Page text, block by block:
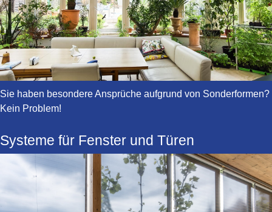
Sie haben besondere Ansprüche aufgrund von Sonderformen?
Kein Problem!
Systeme für Fenster und Türen